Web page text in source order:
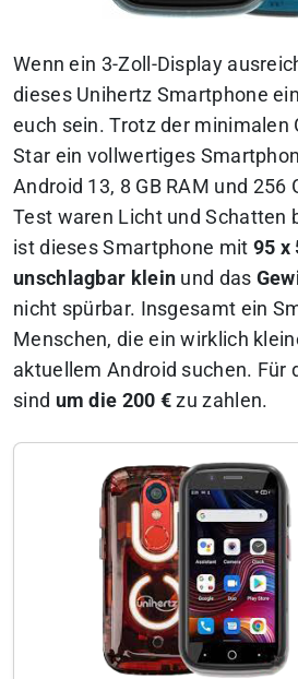
Wenn ein 3-Zoll-Display
dieses Unihertz Smartphone
euch sein. Trotz der minimalen
Star ein vollwertiges
Android 13, 8 GB RAM und 256
Test waren Licht und Schatten
ist dieses Smartphone mit 95 x
unschlagbar klein und das
nicht spürbar. Insgesamt ein
Menschen, die ein wirklich
aktuellem Android suchen. Für
sind um die 200 € zu zahlen.